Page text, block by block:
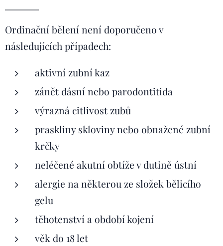
Ordinační bělení není doporučeno v
následujících případech:
aktivní zubní kaz
zánět dásní nebo parodontitida
výrazná citlivost zubů
praskliny skloviny nebo obnažené zubní
krčky
neléčené akutní obtíže v dutině ústní
alergie na některou ze složek bělicího
gelu
těhotenství a období kojení
věk do 18 let